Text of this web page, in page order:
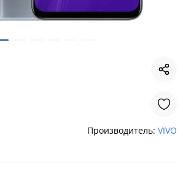
Производитель: VIVO